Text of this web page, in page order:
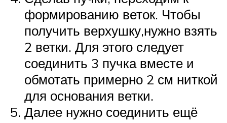
формированию веток. Чтобы
получить верхушку,нужно взять
2 ветки. Для этого следует
соединить 3 пучка вместе и
обмотать примерно 2 см ниткой
для основания ветки.
Далее нужно соединить ещё